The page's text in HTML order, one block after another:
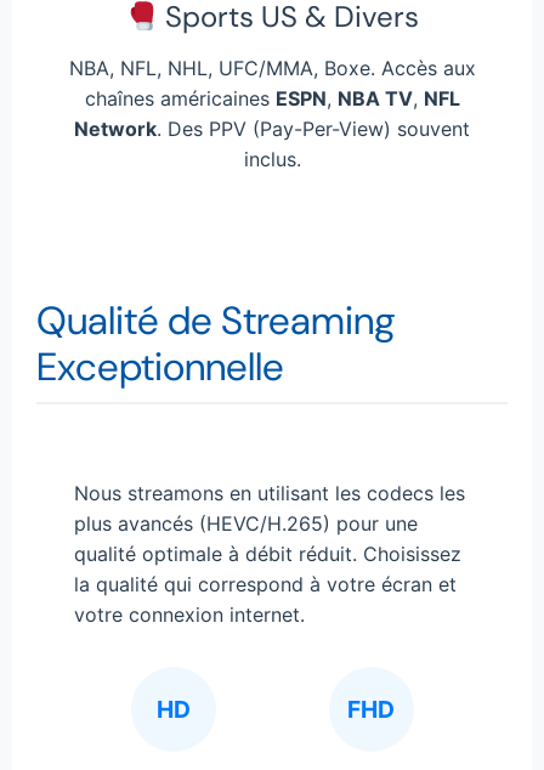
Sports US & Divers
NBA, NFL, NHL, UFC/MMA, Boxe. Accès aux
chaînes américaines ESPN, NBA TV, NFL
Network. Des PPV (Pay-Per-View) souvent
inclus.
Qualité de Streaming
Exceptionnelle
Nous streamons en utilisant les codecs les
plus avancés (HEVC/H.265) pour une
qualité optimale à débit réduit. Choisissez
la qualité qui correspond à votre écran et
votre connexion internet.
HD FHD